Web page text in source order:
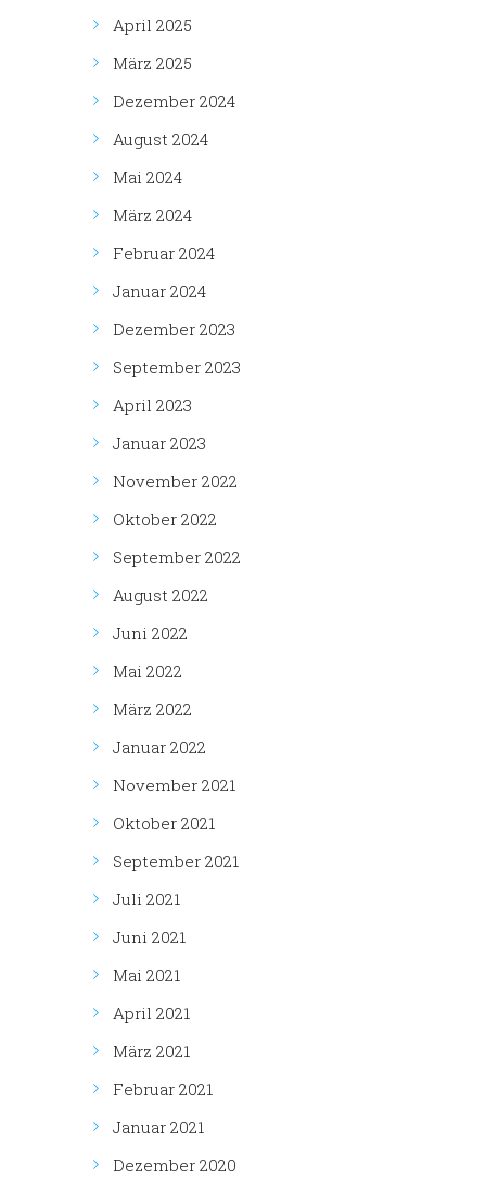
April 2025
März 2025
Dezember 2024
August 2024
Mai 2024
März 2024
Februar 2024
Januar 2024
Dezember 2023
September 2023
April 2023
Januar 2023
November 2022
Oktober 2022
September 2022
August 2022
Juni 2022
Mai 2022
März 2022
Januar 2022
November 2021
Oktober 2021
September 2021
Juli 2021
Juni 2021
Mai 2021
April 2021
März 2021
Februar 2021
Januar 2021
Dezember 2020